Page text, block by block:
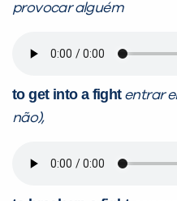
provocar alguém
to get into a fight entrar
não),